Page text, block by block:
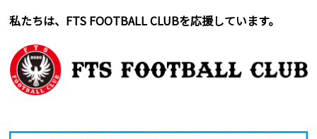
私たちは、FTS FOOTBALL CLUBを応援しています。